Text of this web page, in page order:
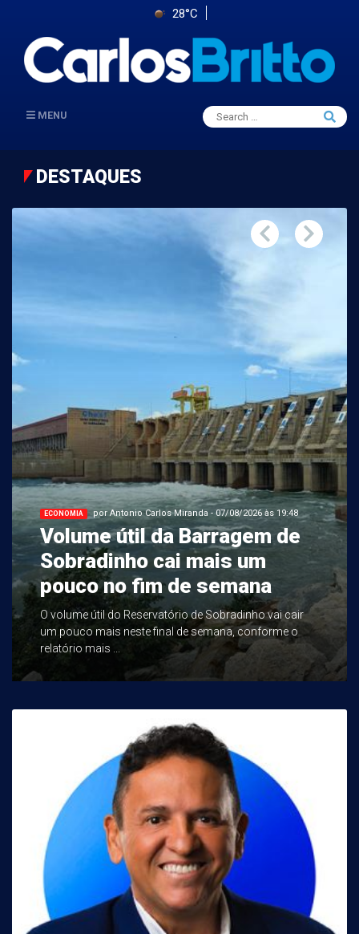
28°C
MENU
Search
for:
Search
DESTAQUES
ECONOMIA por Antonio Carlos Miranda - 07/08/2026 às 19:48
Volume útil da Barragem de
Sobradinho cai mais um
pouco no fim de semana
O volume útil do Reservatório de Sobradinho vai cair
um pouco mais neste final de semana, conforme o
relatório mais ...